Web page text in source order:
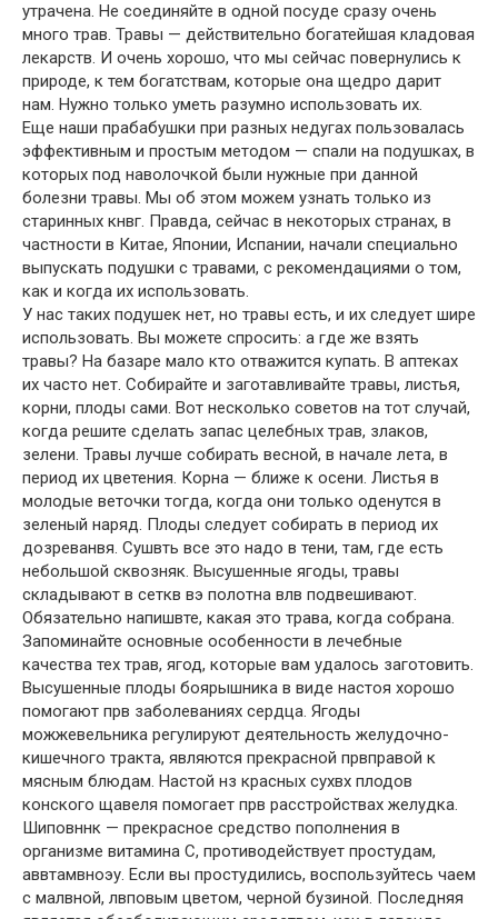
утрачена. Не соединяйте в одной посуде сразу очень
много трав. Травы — действительно богатейшая кладовая
лекарств. И очень хорошо, что мы сейчас повернулись к
природе, к тем богатствам, которые она щедро дарит
нам. Нужно только уметь разумно использовать их.
Еще наши прабабушки при разных недугах пользовалась
эффективным и простым методом — спали на подушках, в
которых под наволочкой были нужные при данной
болезни травы. Мы об этом можем узнать только из
старинных кнвг. Правда, сейчас в некоторых странах, в
частности в Китае, Японии, Испании, начали специально
выпускать подушки с травами, с рекомендациями о том,
как и когда их использовать.
У нас таких подушек нет, но травы есть, и их следует шире
использовать. Вы можете спросить: а где же взять
травы? На базаре мало кто отважится купать. В аптеках
их часто нет. Собирайте и заготавливайте травы, листья,
корни, плоды сами. Вот несколько советов на тот случай,
когда решите сделать запас целебных трав, злаков,
зелени. Травы лучше собирать весной, в начале лета, в
период их цветения. Корна — ближе к осени. Листья в
молодые веточки тогда, когда они только оденутся в
зеленый наряд. Плоды следует собирать в период их
дозреванвя. Сушвть все это надо в тени, там, где есть
небольшой сквозняк. Высушенные ягоды, травы
складывают в сеткв вэ полотна влв подвешивают.
Обязательно напишвте, какая это трава, когда собрана.
Запоминайте основные особенности в лечебные
качества тех трав, ягод, которые вам удалось заготовить.
Высушенные плоды боярышника в виде настоя хорошо
помогают прв заболеваниях сердца. Ягоды
можжевельника регулируют деятельность желудочно-
кишечного тракта, являются прекрасной првправой к
мясным блюдам. Настой нз красных сухвх плодов
конского щавеля помогает прв расстройствах желудка.
Шиповннк — прекрасное средство пополнения в
организме витамина С, противодействует простудам,
аввтамвноэу. Если вы простудились, воспользуйтесь чаем
с малвной, лвповым цветом, черной бузиной. Последняя